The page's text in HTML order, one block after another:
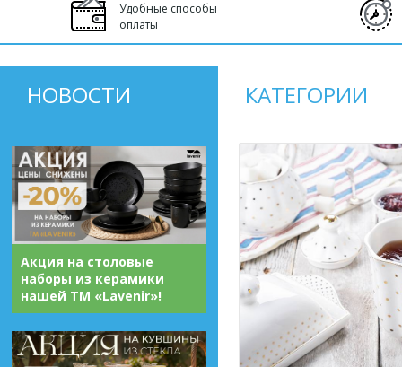
Удобные способы
оплаты
НОВОСТИ
Акция на столовые
наборы из керамики
нашей ТМ «Lavenir»!
КАТЕГОРИИ